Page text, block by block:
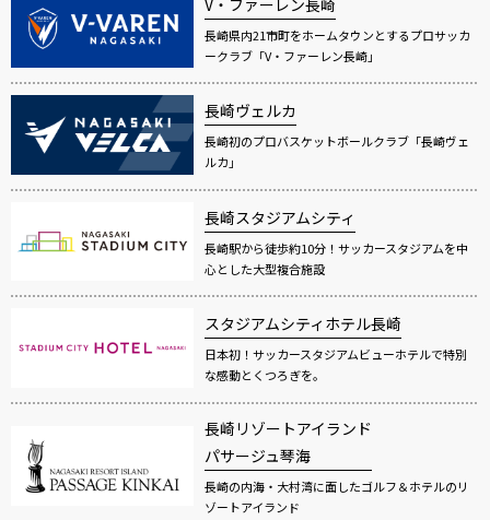
長崎県内21市町をホームタウンとするプロサッカ
ークラブ「V・ファーレン長崎」
長崎ヴェルカ
長崎初のプロバスケットボールクラブ「長崎ヴェ
ルカ」
長崎スタジアムシティ
長崎駅から徒歩約10分！サッカースタジアムを中
心とした大型複合施設
スタジアムシティホテル長崎
日本初！サッカースタジアムビューホテルで特別
な感動とくつろぎを。
長崎リゾートアイランド
パサージュ琴海
長崎の内海・大村湾に面したゴルフ＆ホテルのリ
ゾートアイランド